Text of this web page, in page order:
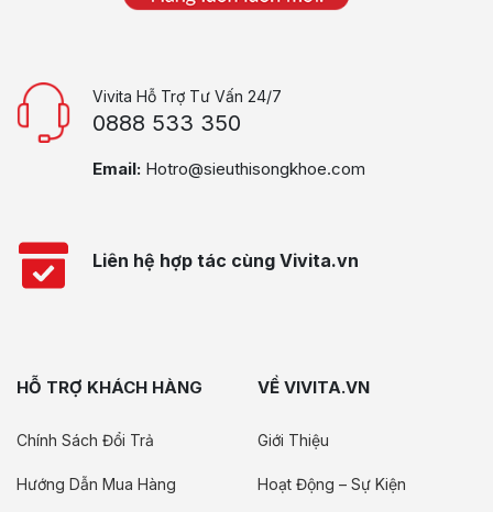
Vivita Hỗ Trợ Tư Vấn 24/7
0888 533 350
Email: Hotro@sieuthisongkhoe.com
Liên hệ hợp tác cùng Vivita.vn
HỖ TRỢ KHÁCH HÀNG
Chính Sách Đổi Trả
Hướng Dẫn Mua Hàng
VỀ VIVITA.VN
Giới Thiệu
Hoạt Động – Sự Kiện